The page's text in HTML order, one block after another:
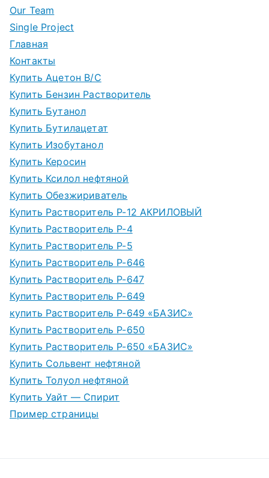
Our Team
Single Project
Главная
Контакты
Купить Ацетон В/С
Купить Бензин Растворитель
Купить Бутанол
Купить Бутилацетат
Купить Изобутанол
Купить Керосин
Купить Ксилол нефтяной
Купить Обезжириватель
Купить Растворитель Р-12 АКРИЛОВЫЙ
Купить Растворитель Р-4
Купить Растворитель Р-5
Купить Растворитель Р-646
Купить Растворитель Р-647
Купить Растворитель Р-649
купить Растворитель Р-649 «БАЗИС»
Купить Растворитель Р-650
Купить Растворитель Р-650 «БАЗИС»
Купить Сольвент нефтяной
Купить Толуол нефтяной
Купить Уайт — Спирит
Пример страницы